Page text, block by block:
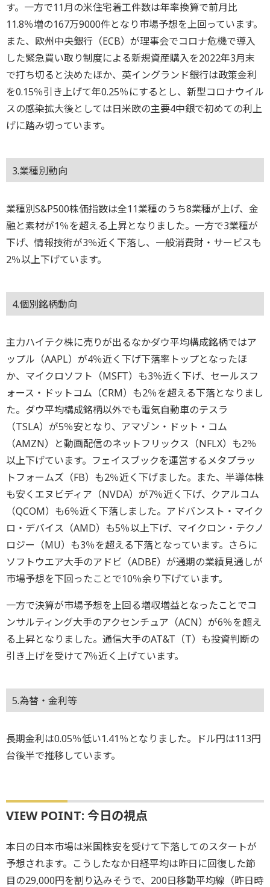
す。一方で11月の米住宅着工件数は年率換算で前月比
11.8％増の167万9000件となり市場予想を上回っています。
また、欧州中央銀行（ECB）が理事会でコロナ危機で導入
した緊急買い取り制度による新規資産購入を2022年3月末
で打ち切ると決めたほか、英イングランド銀行は政策金利
を0.15％引き上げて年0.25％にするとし、新型コロナウイル
スの感染拡大後としては日米欧の主要4中銀で初めての利上
げに踏み切っています。
3.業種別動向
業種別S&P500株価指数は全11業種のうち8業種が上げ、金
融と素材が1％を超える上昇となりました。一方で3業種が
下げ、情報技術が3％近く下落し、一般消費財・サービスも
2％以上下げています。
4.個別銘柄動向
主力ハイテク株に売りが出るなかダウ平均構成銘柄ではア
ップル（AAPL）が4％近く下げ下落率トップとなったほ
か、マイクロソフト（MSFT）も3％近く下げ、セールスフ
ォース・ドットコム（CRM）も2％を超える下落となりまし
た。ダウ平均構成銘柄以外でも電気自動車のテスラ
（TSLA）が5％安となり、アマゾン・ドット・コム
（AMZN）と動画配信のネットフリックス（NFLX）も2％
以上下げています。フェイスブックを運営するメタプラッ
トフォームズ（FB）も2％近く下げました。また、半導体株
も安くエヌビディア（NVDA）が7％近く下げ、クアルコム
（QCOM）も6％近く下落しました。アドバンスト・マイク
ロ・デバイス（AMD）も5％以上下げ、マイクロン・テクノ
ロジー（MU）も3％を超える下落となっています。さらに
ソフトウエア大手のアドビ（ADBE）が通期の業績見通しが
市場予想を下回ったことで10％余り下げています。
一方で決算が市場予想を上回る増収増益となったことでコ
ンサルティング大手のアクセンチュア（ACN）が6％を超え
る上昇となりました。通信大手のAT&T（T）も投資判断の
引き上げを受けて7％近く上げています。
5.為替・金利等
長期金利は0.05％低い1.41％となりました。ドル円は113円
台後半で推移しています。
VIEW POINT: 今日の視点
本日の日本市場は米国株安を受けて下落してのスタートが
予想されます。こうしたなか日経平均は昨日に回復した節
目の29,000円を割り込みそうで、200日移動平均線（昨日時